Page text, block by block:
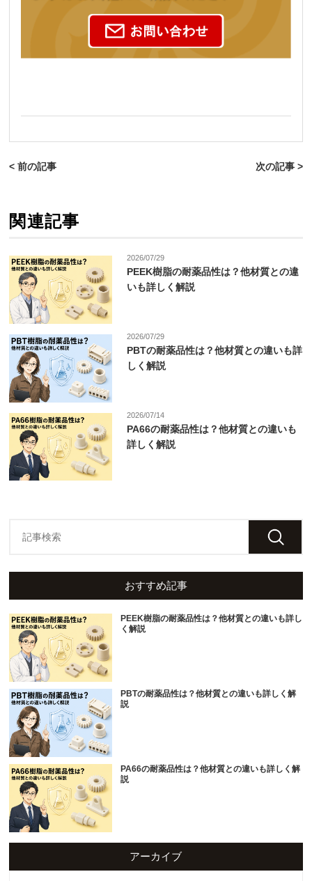
< 前の記事 次の記事 >
関連記事
2026/07/29
PEEK樹脂の耐薬品性は？他材質との違
いも詳しく解説
2026/07/29
PBTの耐薬品性は？他材質との違いも詳
しく解説
2026/07/14
PA66の耐薬品性は？他材質との違いも
詳しく解説
おすすめ記事
PEEK樹脂の耐薬品性は？他材質との違いも詳し
く解説
PBTの耐薬品性は？他材質との違いも詳しく解
説
PA66の耐薬品性は？他材質との違いも詳しく解
説
アーカイブ